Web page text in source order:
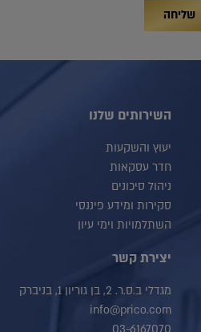
שליחה
השירותים שלנו
יעוץ והשקעות
חדר עסקאות
ניהול סיכונים
סקירות ומידע פיננסי
השתלמויות וימי עיון
יצירת קשר
מגדלי ב.ס.ר. 2, בן גוריון 1, בניברק
info@prico.com